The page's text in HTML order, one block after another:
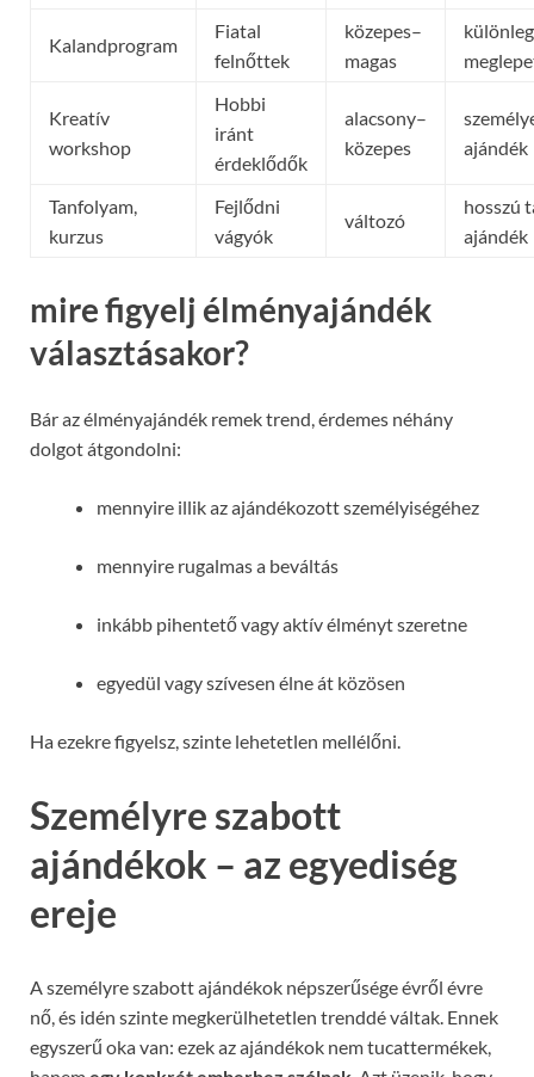
Kalandprogram
Fiatal
felnőttek
közepes–
magas
Kreatív
workshop
Hobbi
iránt
érdeklődők
alacsony–
közepes
ajándék
Tanfolyam,
kurzus
Fejlődni
vágyók
változó
hosszú
ajándék
mire figyelj élményajándék
választásakor?
Bár az élményajándék remek trend, érdemes néhány
dolgot átgondolni:
mennyire illik az ajándékozott személyiségéhez
mennyire rugalmas a beváltás
inkább pihentető vagy aktív élményt szeretne
egyedül vagy szívesen élne át közösen
Ha ezekre figyelsz, szinte lehetetlen mellélőni.
Személyre szabott
ajándékok – az egyediség
ereje
A személyre szabott ajándékok népszerűsége évről évre
nő, és idén szinte megkerülhetetlen trenddé váltak. Ennek
egyszerű oka van: ezek az ajándékok nem tucattermékek,